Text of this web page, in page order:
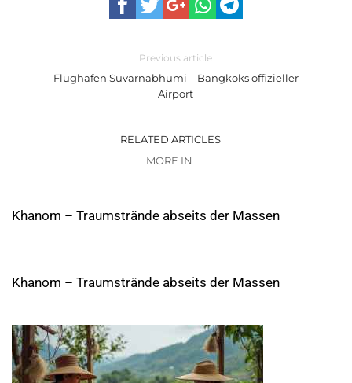
Previous article
Flughafen Suvarnabhumi – Bangkoks offizieller
Airport
RELATED ARTICLES
MORE IN
Khanom – Traumstrände abseits der Massen
Khanom – Traumstrände abseits der Massen